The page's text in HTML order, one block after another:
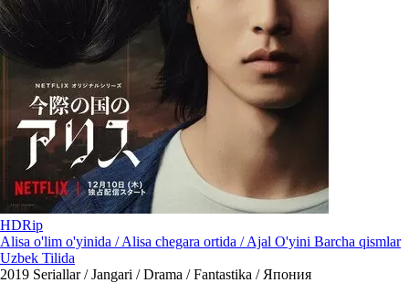
HDRip
Alisa o'lim o'yinida / Alisa chegara ortida / Ajal O'yini Barcha qismlar
Uzbek Tilida
2019 Seriallar / Jangari / Drama / Fantastika / Япония